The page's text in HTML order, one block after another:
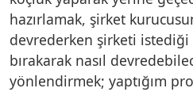
hazırlamak, şirket
devrederken şirketi istediği
bırakarak nasıl
yönlendirmek; yaptığım